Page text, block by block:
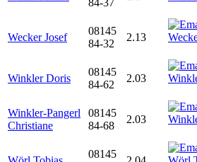
84-37
Wecker Josef
08145
84-32
2.13
Winkler Doris
08145
84-62
2.03
Winkler-Pangerl
Christiane
08145
84-68
2.03
08145